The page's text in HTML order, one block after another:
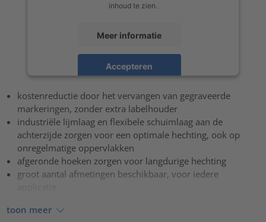
inhoud te zien.
Meer informatie
Accepteren
kostenreductie door het vervangen van gegraveerde
markeringen, zonder extra labelhouder
industriële lijmlaag en flexibele schuimlaag aan de
achterzijde zorgen voor een optimale hechting, ook op
onregelmatige oppervlakken
afgeronde hoeken zorgen voor langdurige hechting
groot aantal afmetingen beschikbaar, voor iedere
toon meer